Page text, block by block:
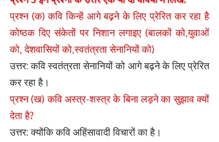
प्रश्न (क) कवि किन्हें आगे बढ़ने के लिए प्रेरित कर रहा है
कोष्ठक दिए संकेतों पर निशान लगाइए (बालकों को,युवाओं
को, देशवासियों को,स्वतंत्रता सेनानियों को)
उत्तर: कवि स्वतंत्रता सेनानियों को आगे बढ़ने के लिए प्रेरित
कर रहा है।
प्रश्न (ख) कवि अस्त्र-शस्त्र के बिना लड़ने का सुझाव क्यों
देता है?
उत्तर: क्योंकि कवि अहिंसावादी विचारों का है।